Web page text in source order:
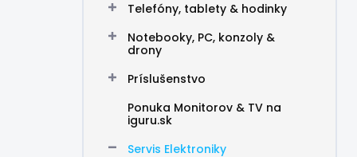
Telefóny, tablety & hodinky
Notebooky, PC, konzoly &
drony
Príslušenstvo
Ponuka Monitorov & TV na
iguru.sk
Servis Elektroniky